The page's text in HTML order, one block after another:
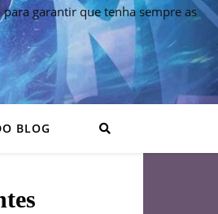
garantir que tenha sempre as
BLOG